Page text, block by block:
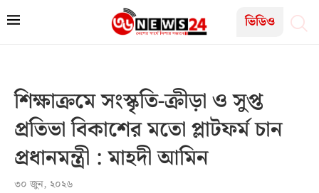
ভিডিও
শিক্ষাক্রমে সংস্কৃতি-ক্রীড়া ও সুপ্ত
প্রতিভা বিকাশের মতো প্লাটফর্ম চান
প্রধানমন্ত্রী : মাহদী আমিন
৩০ জুন, ২০২৬